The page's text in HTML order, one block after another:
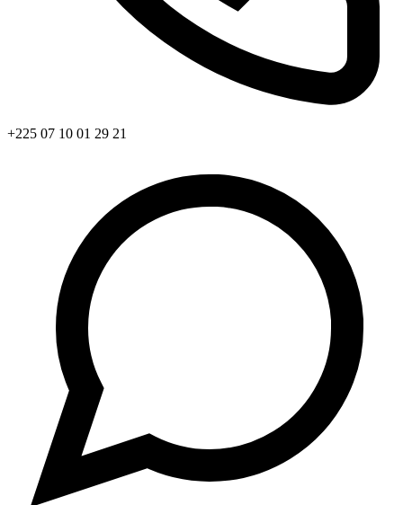
+225 07 10 01 29 21